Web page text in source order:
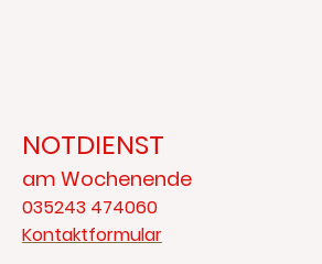
NOTDIENST
am Wochenende
035243 474060
Kontaktformular